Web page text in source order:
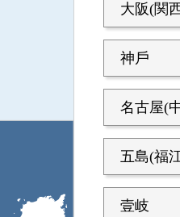
大阪(関
神戶
名古屋(
五島(福
壹岐